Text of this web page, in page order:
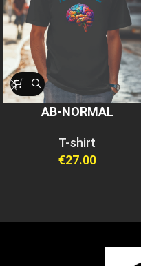
AB-NORMAL
T-shirt
€27.00